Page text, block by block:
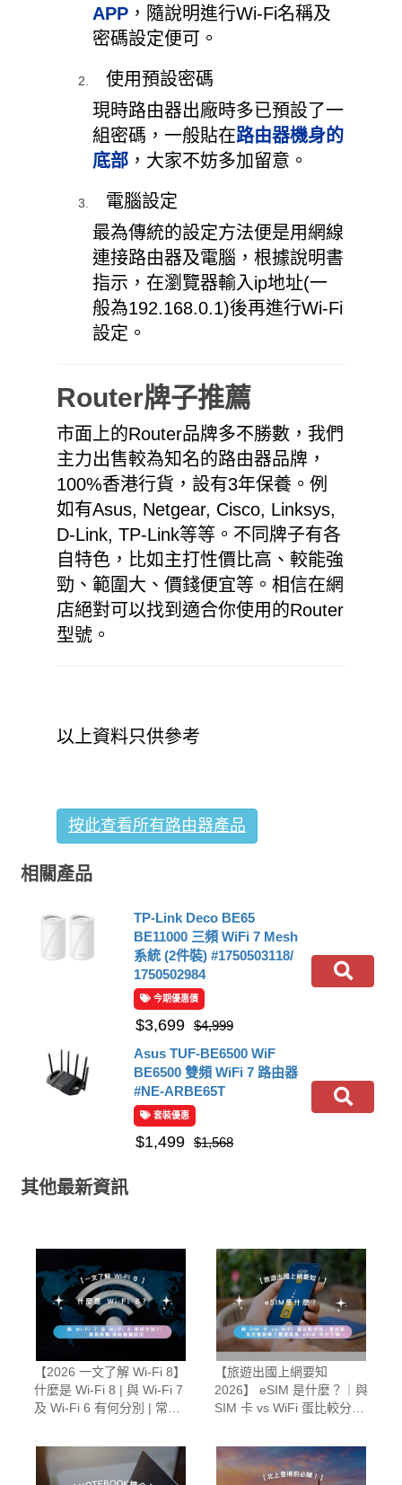
APP ，隨說明進行Wi-Fi名稱及
密碼設定便可。
使用預設密碼
現時路由器出廠時多已預設了一
組密碼，一般貼在路由器機身的
底部 ，大家不妨多加留意。
電腦設定
最為傳統的設定方法便是用網線
連接路由器及電腦，根據說明書
指示，在瀏覽器輸入ip地址(一
般為192.168.0.1)後再進行Wi-Fi
設定。
Router牌子推薦
市面上的Router品牌多不勝數，我們
主力出售較為知名的路由器品牌，
100%香港行貨，設有3年保養。例
如有Asus, Netgear, Cisco, Linksys,
D-Link,TP-Link等等。不同牌子有各
自特色，比如主打性價比高、較能強
勁、範圍大、價錢便宜等。相信在網
店絕對可以找到適合你使用的Router
型號。
以上資料只供參考
按此查看所有路由器產品
相關產品
TP-Link Deco BE65
BE11000 三頻 WiFi 7 Mesh
系統 (2件裝) #1750503118/
1750502984
今期優惠價
$3,699 $4,999
Asus TUF-BE6500 WiF
BE6500 雙頻 WiFi 7 路由器
#NE-ARBE65T
套裝優惠
$1,499 $1,568
其他最新資訊
【2026 一文了解 Wi‑Fi 8】
什麼是 Wi‑Fi 8 | 與 Wi‑Fi 7
及 Wi‑Fi 6 有何分別 | 常見
【旅遊出國上網要知
2026】 eSIM 是什麼？｜與
SIM 卡 vs WiFi 蛋比較分別
常見 eSIM 平台介紹